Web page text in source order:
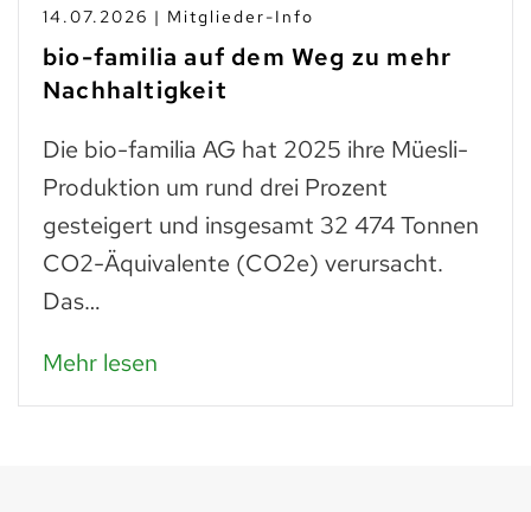
14.07.2026 | Mitglieder-Info
bio-familia auf dem Weg zu mehr
Nachhaltigkeit
Die bio-familia AG hat 2025 ihre Müesli-
Produktion um rund drei Prozent
gesteigert und insgesamt 32 474 Tonnen
CO2-Äquivalente (CO2e) verursacht.
Das…
Mehr lesen